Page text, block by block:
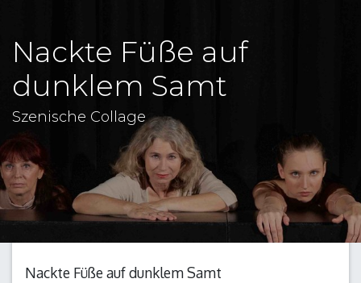
Nackte Füße auf
dunklem Samt
Szenische Collage
Nackte Füße auf dunklem Samt